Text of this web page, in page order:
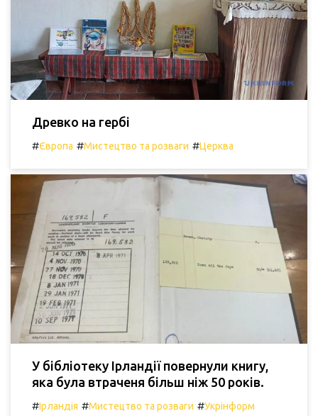
Древко на гербі
#Європа #Мистецтво та розваги #Церква
У бібліотеку Ірландії повернули книгу,
яка була втраченя більш ніж 50 років.
#Ірландія #Мистецтво та розваги #Укрінформ